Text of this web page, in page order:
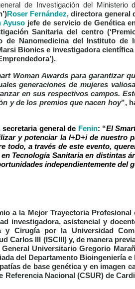
de Investigación del Ministerio
Roser Fernández, directora general
Ayuso jefe de servicio de Genética
Sanitaria del centro (‘
de Nanomedicina del Instituto de
Bionics e investigadora
’).
Woman Awards para garantizar
generaciones de mujeres
en sus respectivos campos.
y de los premios que nacen hoy”,
secretaria general de Fenin: “El
y potenciar la I+D+i de nuestro
todo, a través de este evento,
Tecnología Sanitaria en distintas
independientemente del
a la Mejor Trayectoria Profesional
investigadora, asistencial y
y Cirugía por la Universidad
Carlos III (ISCIII) y, de manera
Universitario Gregorio
del Departamento Bioingeniería e
de base genética y en imagen
Nacional (CSUR) de